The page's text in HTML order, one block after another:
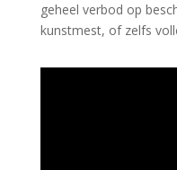
geheel verbod op
kunstmest, of zelfs